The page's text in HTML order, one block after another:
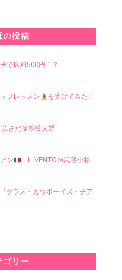
の投稿
で席料500円！？
プレッスン を受けてみた！
さだ＠相模大野
ン IL VENTO＠武蔵小杉
ダラス・カウボーイズ・チア
ゴリー